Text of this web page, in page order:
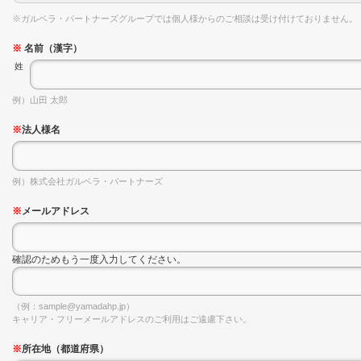
※ガルベラ・パートナーズグループでは個人様からのご相談は受け付けておりません。
※ 名前（漢字）
姓
例）山田 太郎
※法人様名
例）株式会社ガルベラ・パートナーズ
※ メールアドレス
確認のためもう一度入力してください。
（例：sample@yamadahp.jp）
キャリア・フリーメールアドレスのご利用はご遠慮下さい。
※所在地（都道府県）